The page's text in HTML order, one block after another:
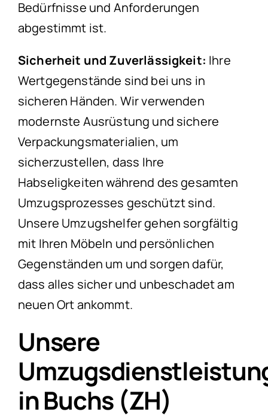
Bedürfnisse und Anforderungen
abgestimmt ist.
Sicherheit und Zuverlässigkeit: Ihre
Wertgegenstände sind bei uns in
sicheren Händen. Wir verwenden
modernste Ausrüstung und sichere
Verpackungsmaterialien, um
sicherzustellen, dass Ihre
Habseligkeiten während des gesamten
Umzugsprozesses geschützt sind.
Unsere Umzugshelfer gehen sorgfältig
mit Ihren Möbeln und persönlichen
Gegenständen um und sorgen dafür,
dass alles sicher und unbeschadet am
neuen Ort ankommt.
Unsere
in Buchs (ZH)